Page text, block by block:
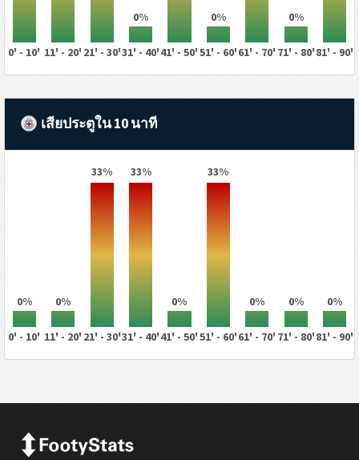
0% 0% 0%
0' - 10' 11' - 20' 21' - 30'31' - 40'41' - 50'51' - 60'61' - 70' 71' - 80'81' - 90'
เสียประตูใน 10 นาที
0% 0%
33% 33%
0%
33%
0% 0% 0%
0' - 10' 11' - 20' 21' - 30'31' - 40'41' - 50'51' - 60'61' - 70' 71' - 80'81' - 90'